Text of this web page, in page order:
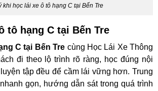
khi học lái xe ô tô hạng C tại Bến Tre
tô hạng C tại Bến Tre
C tại Bến Tre cùng Học Lái Xe Thông
đi theo lộ trình rõ ràng, học đúng nội
tập đều để cầm lái vững hơn. Trung
gọn, hướng dẫn sát trong quá trình